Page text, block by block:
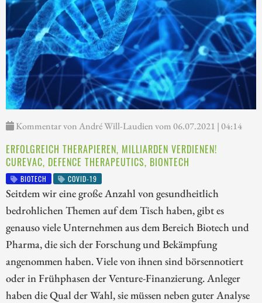
Kommentar von André Will-Laudien vom 06.07.2021 | 04:14
ERFOLGREICH THERAPIEREN, MILLIARDEN VERDIENEN!
CUREVAC, DEFENCE THERAPEUTICS, BIONTECH
BIOTECH COVID-19
Seitdem wir eine große Anzahl von gesundheitlich
bedrohlichen Themen auf dem Tisch haben, gibt es
genauso viele Unternehmen aus dem Bereich Biotech und
Pharma, die sich der Forschung und Bekämpfung
angenommen haben. Viele von ihnen sind börsennotiert
oder in Frühphasen der Venture-Finanzierung. Anleger
haben die Qual der Wahl, sie müssen neben guter Analyse